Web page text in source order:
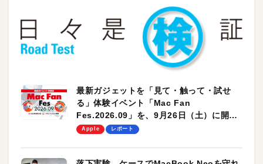
最新ガジェットを「見て・触って・試せ
る」体験イベント「Mac Fan
Fes.2026.09」を、9月26日（土）に開催
します！
Apple レポート